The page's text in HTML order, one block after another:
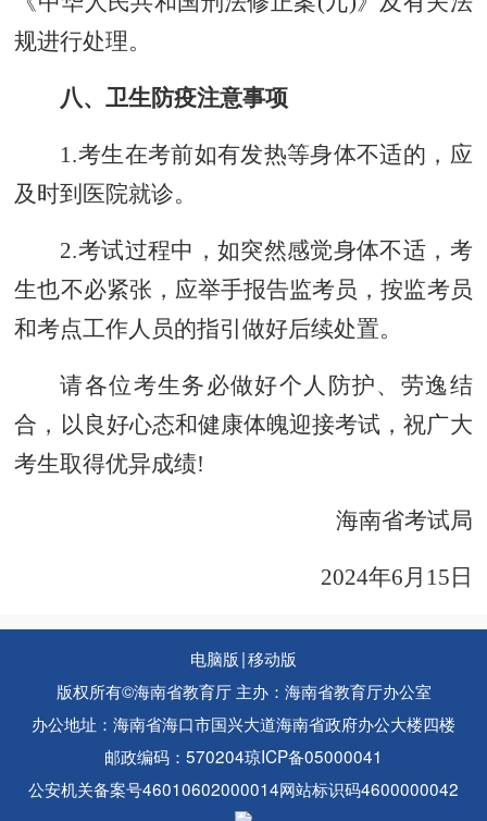
规进行处理。
八、卫生防疫注意事项
1.考生在考前如有发热等身体不适的，应
及时到医院就诊。
2.考试过程中，如突然感觉身体不适， 考
生也不必紧张， 应举手报告监考员，按监考员
和考点工作人员的指引做好后续处置。
请各位考生务必做好个人防护、劳逸结
合，以良好心态和健康体魄迎接考试，祝广大
考生取得优异成绩!
海南省考试局
2024年6月15 日
电脑版|移动版
版权所有©海南省教育厅 主办：海南省教育厅办公室
办公地址：海南省海口市国兴大道海南省政府办公大楼四楼
邮政编码：570204琼ICP备05000041
公安机关备案号46010602000014网站标识码4600000042